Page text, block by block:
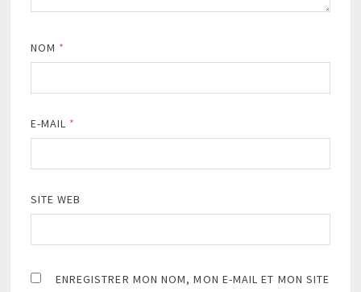
NOM *
E-MAIL *
SITE WEB
ENREGISTRER MON NOM, MON E-MAIL ET MON SITE